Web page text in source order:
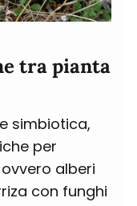
tra pianta
simbiotica,
per
alberi
con funghi